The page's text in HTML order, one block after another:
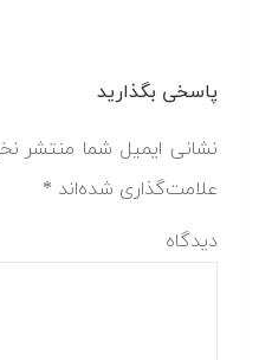
پاسخی بگذارید
نشانی ایمیل شما منتشر
علامت‌گذاری شده‌اند *
دیدگاه